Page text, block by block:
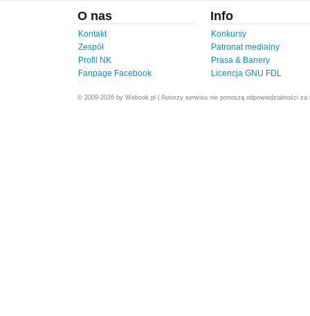
O nas
Kontakt
Zespół
Profil NK
Fanpage Facebook
Info
Konkursy
Patronat medialny
Prasa & Banery
Licencja GNU FDL
© 2009-2026 by Webook.pl | Autorzy serwisu nie ponoszą odpowiedzialności